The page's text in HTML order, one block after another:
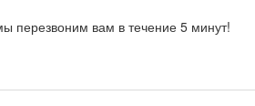
перезвоним вам в течение 5 минут!